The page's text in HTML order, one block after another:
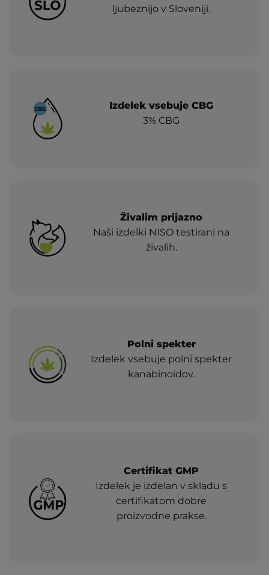
ljubeznijo v Sloveniji.
Izdelek vsebuje CBG
3% CBG
Živalim prijazno
Naši izdelki NISO testirani na
živalih.
Polni spekter
Izdelek vsebuje polni spekter
kanabinoidov.
Certifikat GMP
Izdelek je izdelan v skladu s
certifikatom dobre
proizvodne prakse.